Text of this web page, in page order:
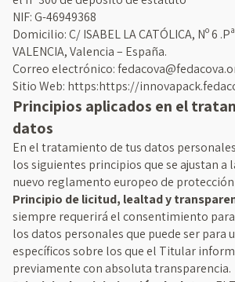
NIF: G-46949368
Domicilio: C/ ISABEL LA CATÓLICA, Nº 6
VALENCIA, Valencia – España.
Correo electrónico:
Sitio Web: https:https://
Principios aplicados en el
datos
En el tratamiento de tus datos
los siguientes principios que se ajustan a
nuevo reglamento europeo de protección
Principio de licitud, lealtad y
siempre requerirá el consentimiento
los datos personales que puede ser para
específicos sobre los que el Titular
previamente con absoluta transparencia.